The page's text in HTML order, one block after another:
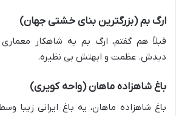
ارگ بم (بزرگترین بنای خشتی جهان)
قبلاً هم گفتم، ارگ بم یه شاهکار
دیدش. عظمت و ابهتش بی نظیره.
باغ شاهزاده ماهان (واحه کویری)
باغ شاهزاده ماهان، یه باغ ایرانی زیبا